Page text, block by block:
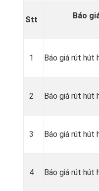
Stt Báo
1 Báo giá rút hút
2 Báo giá rút hút
3 Báo giá rút hút
4 Báo giá rút hút